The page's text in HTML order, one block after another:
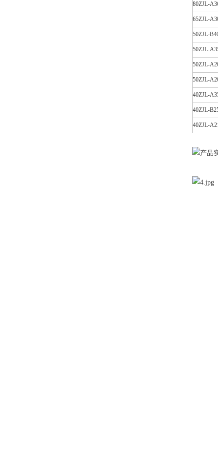
80ZJL-
65ZJL-
50ZJL-
50ZJL-
50ZJL-
50ZJL-
40ZJL-
40ZJL-
40ZJL-